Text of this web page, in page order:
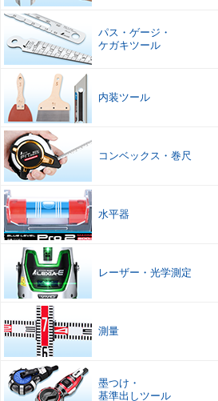
パス ・ ゲージ ・
ケガキツール
内装ツール
コンベックス ・ 巻尺
水平器
レーザー ・ 光学測定
測量
墨つけ ・
基準出しツール